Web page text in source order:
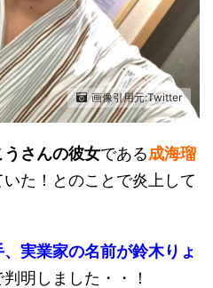
画像引用元:Twitter
うさんの彼女である成海瑠
た！とのことで炎上して
実業家の名前が鈴木りょ
明しました・・！